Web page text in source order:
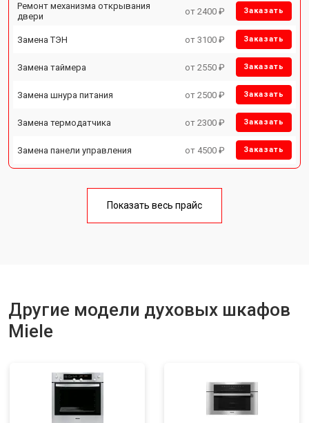
Ремонт механизма открывания
двери
от 2400 ₽ Заказать
Замена ТЭН от 3100 ₽ Заказать
Замена таймера от 2550 ₽ Заказать
Замена шнура питания от 2500 ₽ Заказать
Замена термодатчика от 2300 ₽ Заказать
Замена панели управления от 4500 ₽ Заказать
Показать весь прайс
Другие модели духовых шкафов
Miele